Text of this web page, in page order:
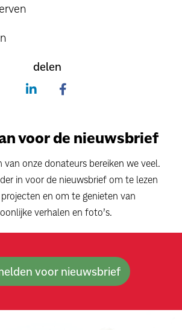
delen
voor de nieuwsbrief
van onze donateurs bereiken we veel.
in voor de nieuwsbrief om te lezen
en om te genieten van
verhalen en foto’s.
voor nieuwsbrief